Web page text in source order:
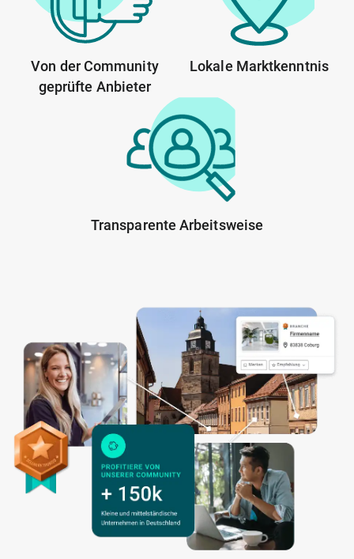
Von der Community
geprüfte Anbieter
Lokale Marktkenntnis
Transparente Arbeitsweise